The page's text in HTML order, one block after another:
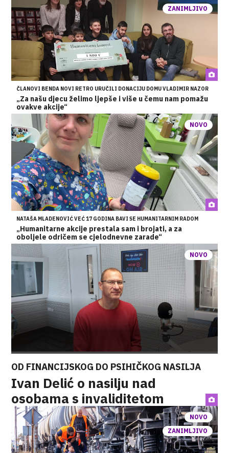
ZANIMLJIVO
ČLANOVI BENDA NOVI RETRO URUČILI DONACIJU DOMU VLADIMIR NAZOR
„Za našu djecu želimo ljepše i više u čemu nam pomažu
ovakve akcije“
NOVO
NATAŠA MLADENOVIĆ VEĆ 17 GODINA BAVI SE HUMANITARNIM RADOM
„Humanitarne akcije prestala sam i brojati, a za
oboljele odričem se cjelodnevne zarade“
NOVO
OD FINANCIJSKOG DO PSIHIČKOG NASILJA
Ivan Delić o nasilju nad
osobama s invaliditetom
NOVO
ZANIMLJIVO